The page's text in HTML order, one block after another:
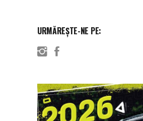
URMĂREȘTE-NE PE: